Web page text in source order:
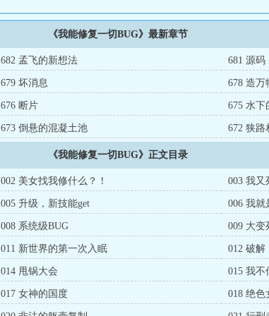
《我能修复一切BUG》最新章节
682 孟飞的新想法 681 源码
679 坏消息 678 造万
676 断片 675 水下
673 倒悬的混凝土池 672 狭路
《我能修复一切BUG》正文目录
002 美女找我修什么？！ 003 我又
005 升级，新技能get 006 我就
008 系统级BUG 009 大变
011 新世界的第一次入眠 012 破解
014 甩锅大会 015 我不
017 女神的国度 018 绝色